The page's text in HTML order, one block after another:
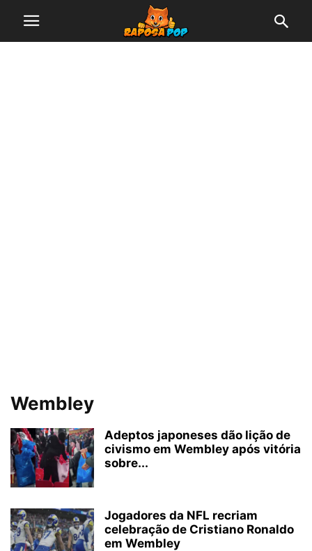
Wembley
Adeptos japoneses dão lição de
civismo em Wembley após vitória
sobre...
Jogadores da NFL recriam
celebração de Cristiano Ronaldo
em Wembley